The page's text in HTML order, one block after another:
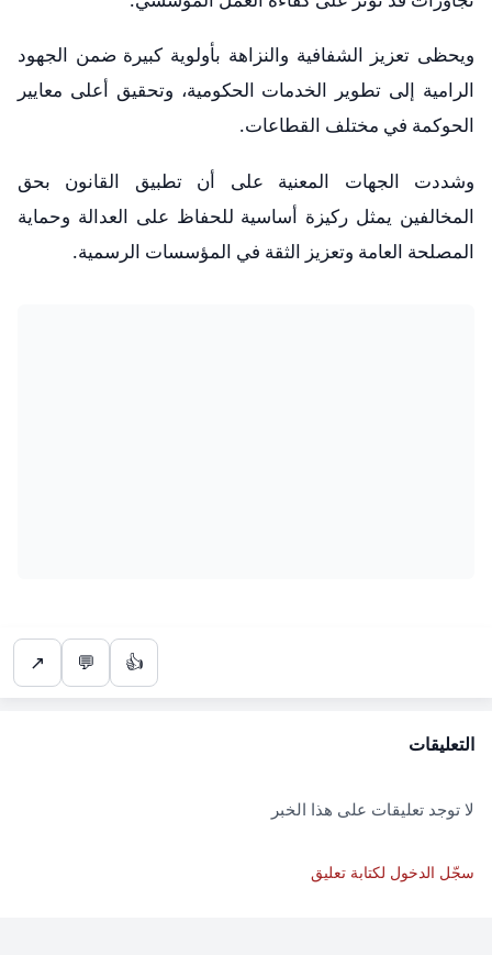
ويحظى تعزيز الشفافية والنزاهة بأولوية كبيرة ضمن الجهود
الرامية إلى تطوير الخدمات الحكومية، وتحقيق أعلى معايير
الحوكمة في مختلف القطاعات.
وشددت الجهات المعنية على أن تطبيق القانون بحق
المخالفين يمثل ركيزة أساسية للحفاظ على العدالة وحماية
المصلحة العامة وتعزيز الثقة في المؤسسات الرسمية.
👍
💬
↗
التعليقات
لا توجد تعليقات على هذا الخبر
سجّل الدخول لكتابة تعليق